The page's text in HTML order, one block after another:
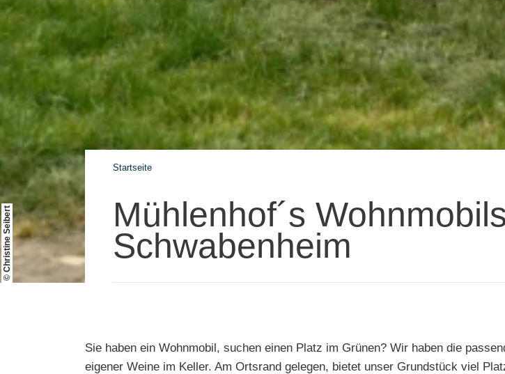
© Christine Seibert
Startseite
Mühlenhof´s
Schwabenheim
Sie haben ein Wohnmobil, suchen einen Platz im Grünen? Wir haben die
eigener Weine im Keller. Am Ortsrand gelegen, bietet unser Grundstück viel